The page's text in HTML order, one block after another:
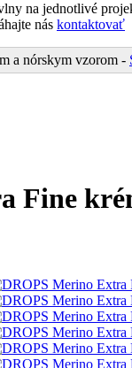
na jednotlivé
nás kontaktovať
a nórskym vzorom -
Fine